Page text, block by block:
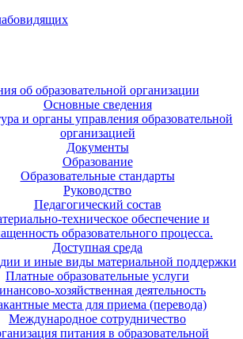
об образовательной организации
Основные сведения
и органы управления образовательной
организацией
Документы
Образование
Образовательные стандарты
Руководство
Педагогический состав
техническое обеспечение и
образовательного процесса.
Доступная среда
и иные виды материальной поддержки
Платные образовательные услуги
хозяйственная деятельность
места для приема (перевода)
Международное сотрудничество
питания в образовательной